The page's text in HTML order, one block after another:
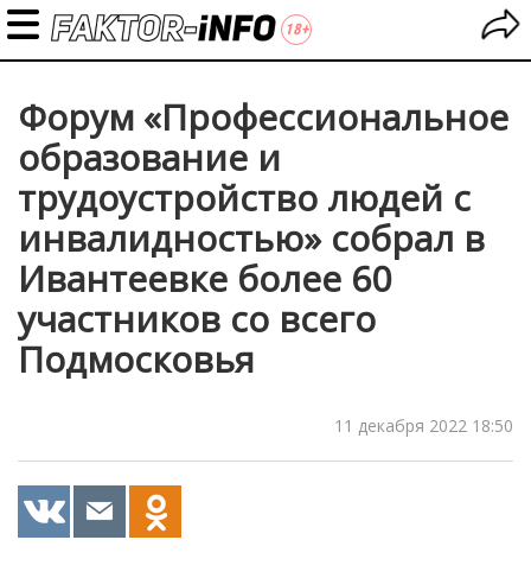
Форум «Профессиональное
образование и
трудоустройство людей с
инвалидностью» собрал в
Ивантеевке более 60
участников со всего
Подмосковья
11 декабря 2022 18:50